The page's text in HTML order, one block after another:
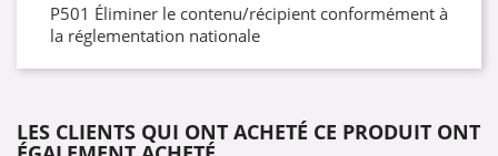
P501 Éliminer le contenu/récipient conformément à
la réglementation nationale
LES CLIENTS QUI ONT ACHETÉ CE PRODUIT ONT